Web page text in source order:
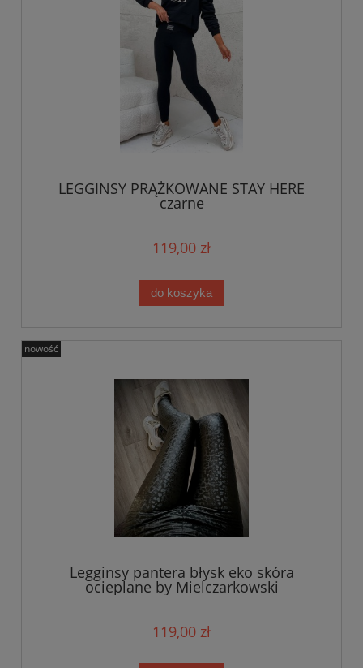
LEGGINSY PRĄŻKOWANE STAY HERE
czarne
119,00 zł
do koszyka
Legginsy pantera błysk eko skóra
ocieplane by Mielczarkowski
119,00 zł
nowość